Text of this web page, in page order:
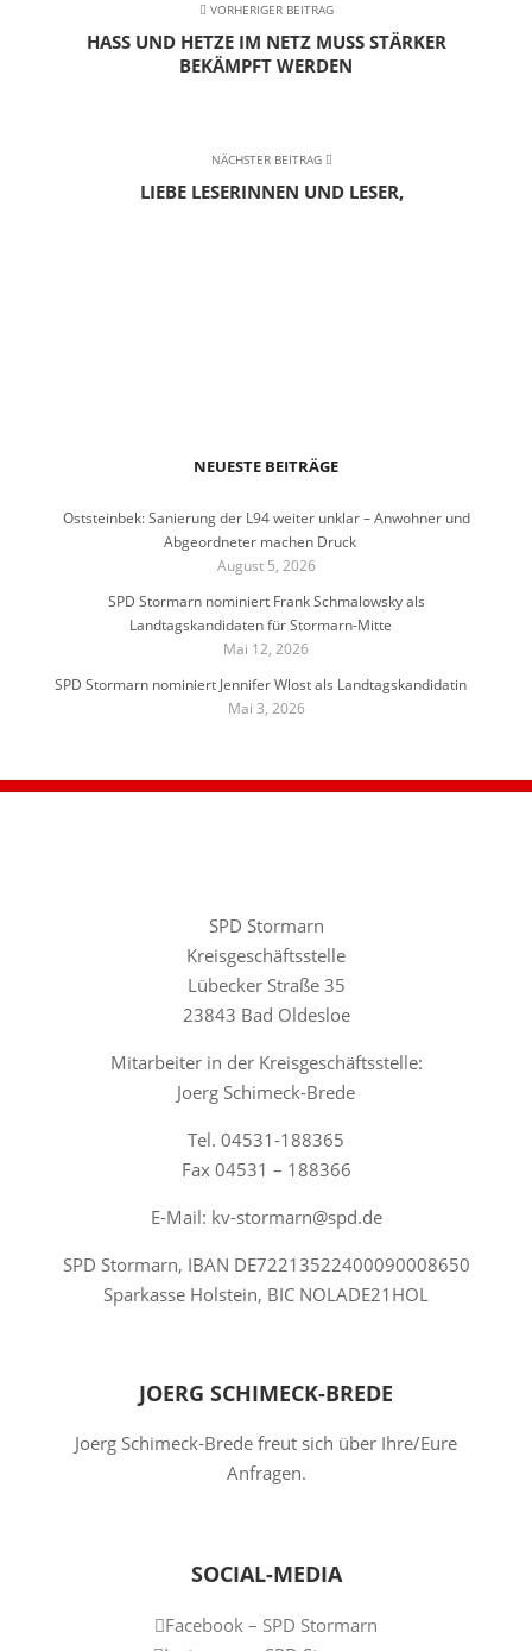
VORHERIGER BEITRAG
HASS UND HETZE IM NETZ MUSS STÄRKER
BEKÄMPFT WERDEN
NÄCHSTER BEITRAG
LIEBE LESERINNEN UND LESER,
NEUESTE BEITRÄGE
Oststeinbek: Sanierung der L94 weiter unklar – Anwohner und
Abgeordneter machen Druck
August 5, 2026
SPD Stormarn nominiert Frank Schmalowsky als
Landtagskandidaten für Stormarn-Mitte
Mai 12, 2026
SPD Stormarn nominiert Jennifer Wlost als Landtagskandidatin
Mai 3, 2026
SPD Stormarn
Kreisgeschäftsstelle
Lübecker Straße 35
23843 Bad Oldesloe
Mitarbeiter in der Kreisgeschäftsstelle:
Joerg Schimeck-Brede
Tel. 04531-188365
Fax 04531 – 188366
E-Mail: kv-stormarn@spd.de
SPD Stormarn, IBAN DE72213522400090008650
Sparkasse Holstein, BIC NOLADE21HOL
JOERG SCHIMECK-BREDE
Joerg Schimeck-Brede freut sich über Ihre/Eure
Anfragen.
SOCIAL-MEDIA
Facebook – SPD Stormarn